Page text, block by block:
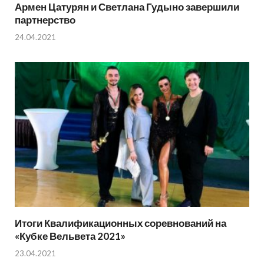
Армен Цатурян и Светлана Гудыно завершили
партнерство
24.04.2021
Итоги Квалификационных соревнований на
«Кубке Вельвета 2021»
23.04.2021